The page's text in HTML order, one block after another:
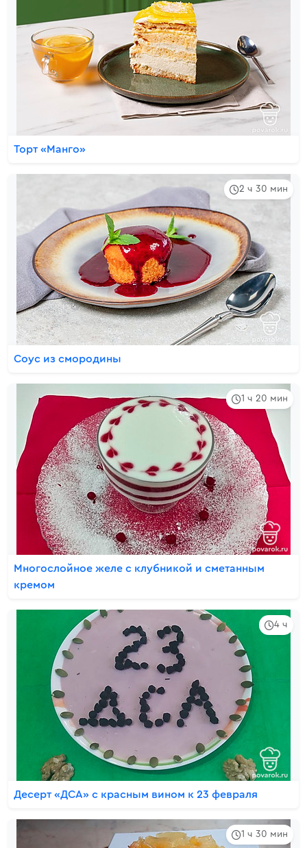
Торт «Манго»
2 ч 30 мин
Соус из смородины
1 ч 20 мин
Многослойное желе с клубникой и сметанным
кремом
4 ч
Десерт «ДСА» с красным вином к 23 февраля
1 ч 30 мин